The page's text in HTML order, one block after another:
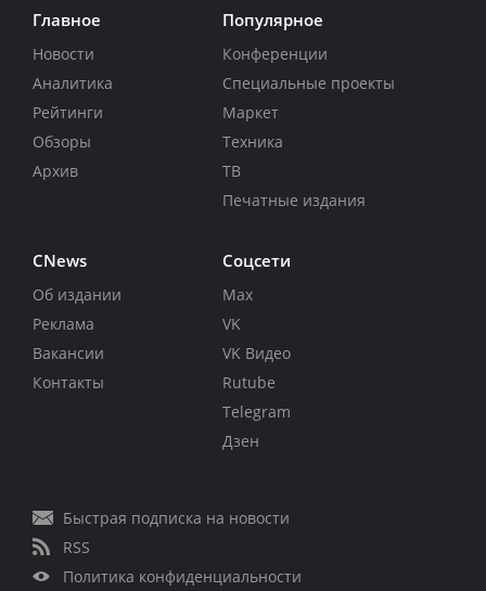
Главное
Новости
Аналитика
Рейтинги
Обзоры
Архив
Популярное
Конференции
Специальные проекты
Маркет
Техника
ТВ
Печатные издания
CNews
Об издании
Реклама
Вакансии
Контакты
Соцсети
Max
VK
VK Видео
Rutube
Telegram
Дзен
Быстрая подписка на новости
RSS
Политика конфиденциальности